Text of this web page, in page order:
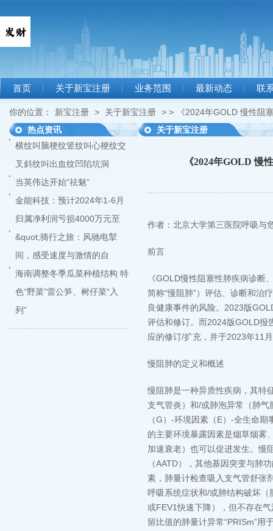
首页 关于新宝注册 业务范围 最新动态 联
你的位置： 新宝注册 > 关于新宝注册 > >
《2024年GOLD 慢性阻
热点资讯
横纹叫脑梗纹竖纹叫心梗纹交
叉斜纹叫出血纹凹陷坑洞
当英伟达开始“祛魅”
金能科技：预计2024年1-6月
归属净利润亏损4000万元至
&quot;骑行之旅：风驰电掣
间，感受速度与激情的自
海南调整冬季瓜菜种植结构 特
色“野菜”雷公笋、树仔菜“入
列”
关于新宝注册
《2024年GOLD 慢
作者：北京大学第三医院呼吸与
前言
《GOLD慢性阻塞性肺疾病诊
简称“慢阻肺”）评估、诊断和治
良健康事件的风险。2023版
评估和修订。而2024版GOLD报
应的修订/扩充，并于2023年11
慢阻肺的定义和概述
慢阻肺是一种异质性疾病，其特
支气管炎）和/或肺泡异常（肺
（G）-环境因素（E）-全生命
的主要环境暴露因素是烟草烟雾
加速衰老）也可以促进发生。慢
（AATD），其他基因突变与肺
素，肺量计检查吸入支气管舒张
呼吸系统症状和/或肺结构破坏
或FEV1快速下降），但不存在
留比值的肺量计异常“PRISm”